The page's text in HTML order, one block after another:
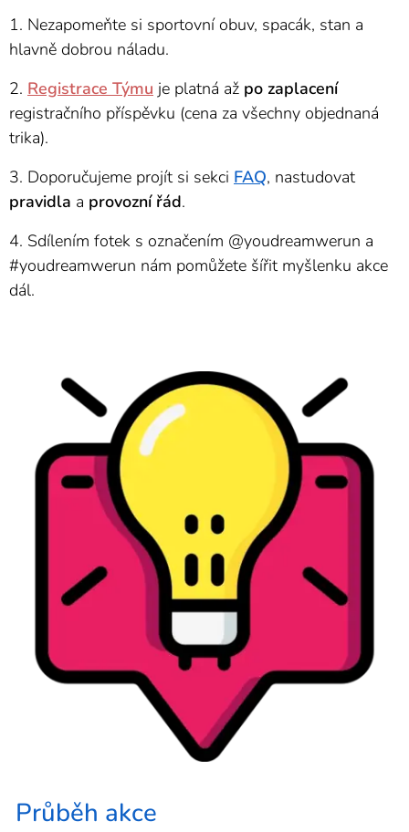
1. Nezapomeňte si sportovní obuv, spacák, stan a
hlavně dobrou náladu.
2. Registrace Týmu je platná až po zaplacení
registračního příspěvku (cena za všechny objednaná
trika).
3. Doporučujeme projít si sekci FAQ, nastudovat
pravidla a provozní řád.
4. Sdílením fotek s označením @youdreamwerun a
#youdreamwerun nám pomůžete šířit myšlenku akce
dál.
Průběh akce